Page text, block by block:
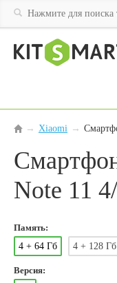
→ Xiaomi →
Note 11
Память:
4 + 64 Гб
4 + 128 Гб
Версия: